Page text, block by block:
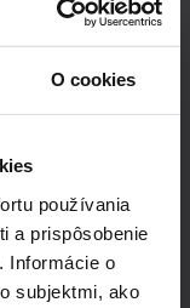
O cookies
používania
a prispôsobenie
Informácie o
subjektmi, ako